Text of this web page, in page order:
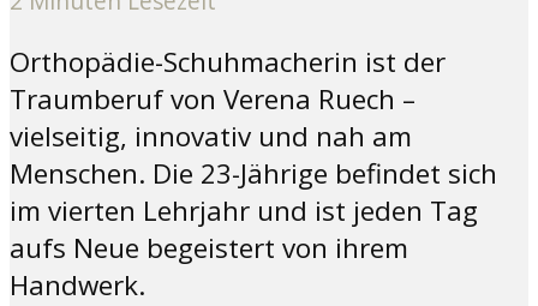
Orthopädie-Schuhmacherin ist der
Traumberuf von Verena Ruech –
vielseitig, innovativ und nah am
Menschen. Die 23-Jährige befindet sich
im vierten Lehrjahr und ist jeden Tag
aufs Neue begeistert von ihrem
Handwerk.